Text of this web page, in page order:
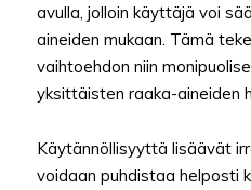
avulla, jolloin käyttäjä voi
aineiden mukaan. Tämä
vaihtoehdon niin
yksittäisten raaka-aineiden
Käytännöllisyyttä lisäävät
voidaan puhdistaa helposti